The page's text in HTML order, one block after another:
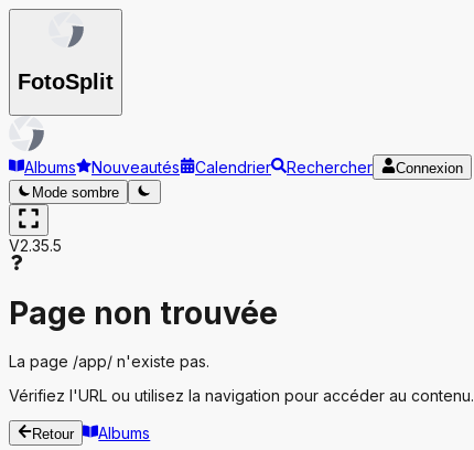
FotoSplit
Albums Nouveautés Calendrier Rechercher
Connexion
Mode sombre
V2.35.5
Page non trouvée
La page /app/ n'existe pas.
Vérifiez l'URL ou utilisez la navigation pour accéder au contenu.
Retour Albums